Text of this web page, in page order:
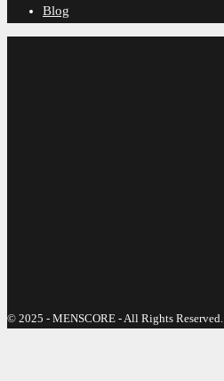
Blog
© 2025 - MENSCORE - All Rights Reserved.